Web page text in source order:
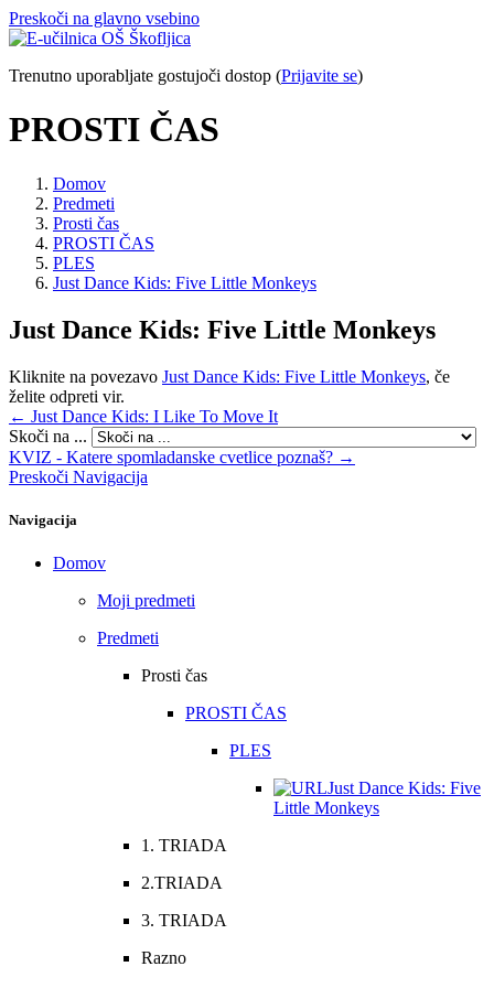
Preskoči na glavno vsebino
Trenutno uporabljate gostujoči dostop (Prijavite se)
PROSTI ČAS
Domov
Predmeti
Prosti čas
PROSTI ČAS
PLES
Just Dance Kids: Five Little Monkeys
Just Dance Kids: Five Little Monkeys
Kliknite na povezavo Just Dance Kids: Five Little Monkeys, če
želite odpreti vir.
← Just Dance Kids: I Like To Move It
Skoči na ...
KVIZ - Katere spomladanske cvetlice poznaš? →
Preskoči Navigacija
Navigacija
Domov
Moji predmeti
Predmeti
Prosti čas
PROSTI ČAS
PLES
Just Dance Kids: Five
Little Monkeys
1. TRIADA
2.TRIADA
3. TRIADA
Razno